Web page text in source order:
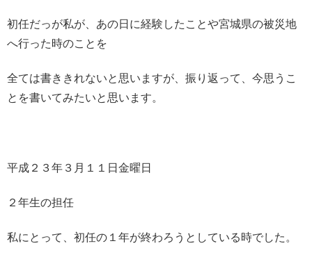
初任だっが私が、あの日に経験したことや宮城県の被災地
へ行った時のことを
全ては書ききれないと思いますが、振り返って、今思うこ
とを書いてみたいと思います。
平成２３年３月１１日金曜日
２年生の担任
私にとって、初任の１年が終わろうとしている時でした。